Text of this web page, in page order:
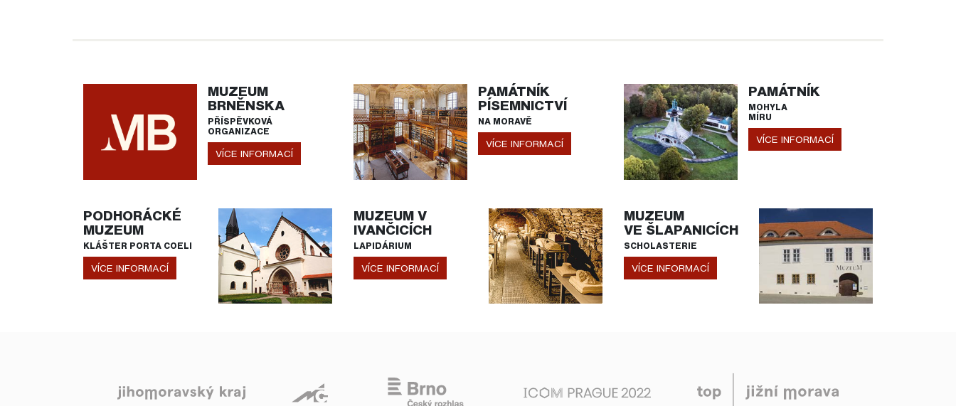
MUZEUM
BRNĚNSKA
PŘÍSPĚVKOVÁ
ORGANIZACE
VÍCE INFORMACÍ
PAMÁTNÍK
PÍSEMNICTVÍ
NA MORAVĚ
VÍCE INFORMACÍ
PAMÁTNÍK
MOHYLA
MÍRU
VÍCE INFORMACÍ
PODHORÁCKÉ
MUZEUM
KLÁŠTER PORTA COELI
VÍCE INFORMACÍ
MUZEUM V
IVANČICÍCH
LAPIDÁRIUM
VÍCE INFORMACÍ
MUZEUM
VE ŠLAPANICÍCH
SCHOLASTERIE
VÍCE INFORMACÍ